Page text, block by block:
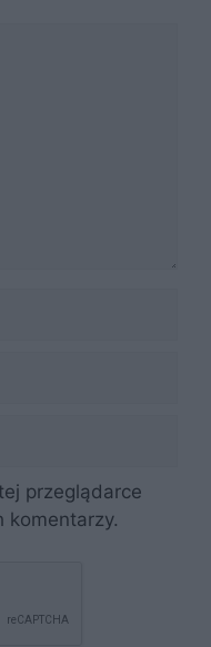
przeglądarce
komentarzy.